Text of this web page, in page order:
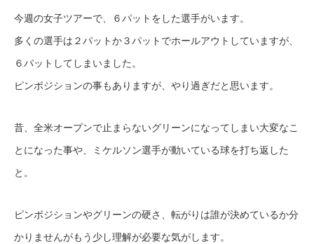
今週の女子ツアーで、６パットをした選手がいます。
多くの選手は２パットか３パットでホールアウトしていますが、
６パットしてしまいました。
ピンポジションの事もありますが、やり過ぎだと思います。
昔、全米オープンで止まらないグリーンになってしまい大変なこ
とになった事や、ミケルソン選手が動いている球を打ち返した
と。
ピンポジションやグリーンの硬さ、転がりは誰が決めているか分
かりませんがもう少し理解が必要な気がします。